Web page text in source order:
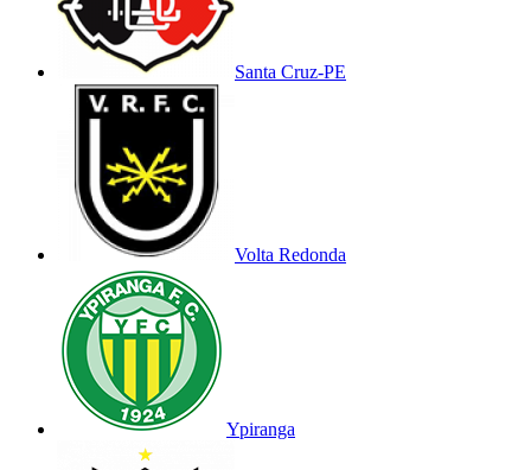
Santa Cruz-PE
Volta Redonda
Ypiranga